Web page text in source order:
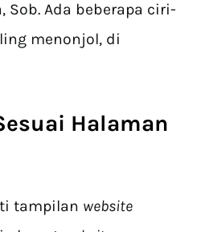
Sob. Ada beberapa ciri-
menonjol, di
Halaman
tampilan website